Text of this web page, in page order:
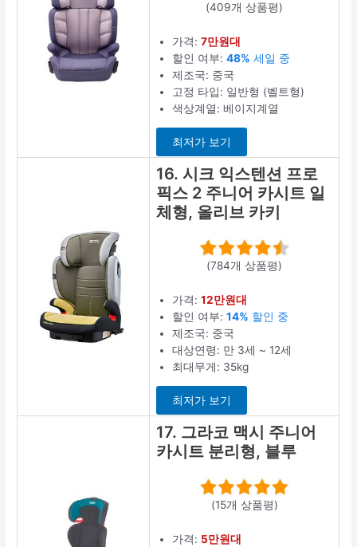
(409개 상품평)
가격:7만원대
할인 여부:48% 세일 중
제조국: 중국
고정 타입: 일반형 (벨트형)
색상계열: 베이지계열
최저가 보기
16. 시크 익스텐션 프로
픽스 2 주니어 카시트 일
체형, 올리브 카키
(784개 상품평)
가격:12만원대
할인 여부:14% 할인 중
제조국: 중국
대상연령: 만 3세 ~ 12세
최대무게: 35kg
최저가 보기
17. 그라코 맥시 주니어
카시트 분리형, 블루
(15개 상품평)
가격: 5만원대